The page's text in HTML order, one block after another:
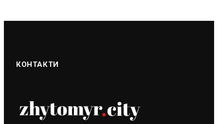
КОНТАКТИ